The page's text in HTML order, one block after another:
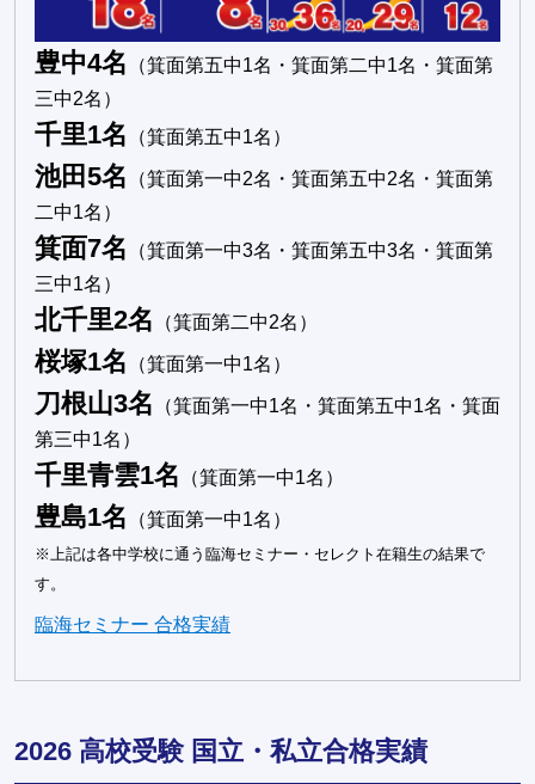
豊中4名
（箕面第五中1名・箕面第二中1名・箕面第
三中2名）
千里1名 （箕面第五中1名）
池田5名
（箕面第一中2名・箕面第五中2名・箕面第
二中1名）
箕面7名
（箕面第一中3名・箕面第五中3名・箕面第
三中1名）
北千里2名 （箕面第二中2名）
桜塚1名 （箕面第一中1名）
刀根山3名
（箕面第一中1名・箕面第五中1名・箕面
第三中1名）
千里青雲1名 （箕面第一中1名）
豊島1名 （箕面第一中1名）
※上記は各中学校に通う臨海セミナー・セレクト在籍生の結果で
す。
臨海セミナー 合格実績
2026 高校受験 国立・私立合格実績